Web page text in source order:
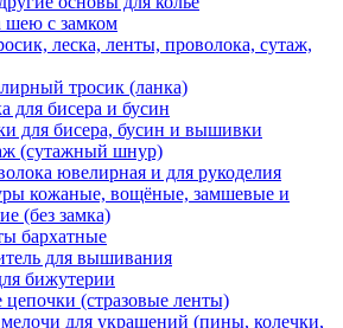
с замком
леска, ленты, проволока, сутаж,
тросик (ланка)
для бисера и бусин
для бисера, бусин и вышивки
(сутажный шнур)
ювелирная и для рукоделия
кожаные, вощёные, замшевые и
(без замка)
бархатные
для вышивания
бижутерии
цепочки (стразовые ленты)
для украшений (пины, колечки,